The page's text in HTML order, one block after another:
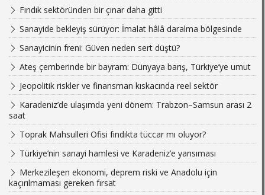
Fındık sektöründen bir çınar daha gitti
Sanayide bekleyiş sürüyor: İmalat hâlâ daralma bölgesinde
Sanayicinin freni: Güven neden sert düştü?
Ateş çemberinde bir bayram: Dünyaya barış, Türkiye’ye umut
Jeopolitik riskler ve finansman kıskacında reel sektör
Karadeniz’de ulaşımda yeni dönem: Trabzon–Samsun arası 2
saat
Toprak Mahsulleri Ofisi fındıkta tüccar mı oluyor?
Türkiye’nin sanayi hamlesi ve Karadeniz’e yansıması
Merkezileşen ekonomi, deprem riski ve Anadolu için
kaçırılmaması gereken fırsat